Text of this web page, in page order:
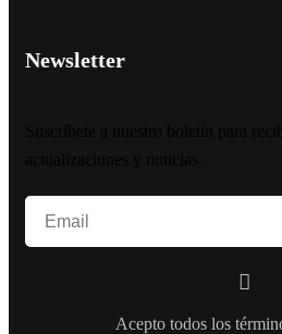
Newsletter
Acepto todos los